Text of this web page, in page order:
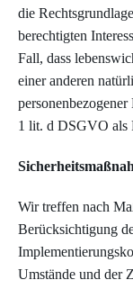
die
berechtigten
Fall, dass
einer anderen
1 lit. d DSGVO als
Wir treffen nach
Berücksichtigung
Umstände und der